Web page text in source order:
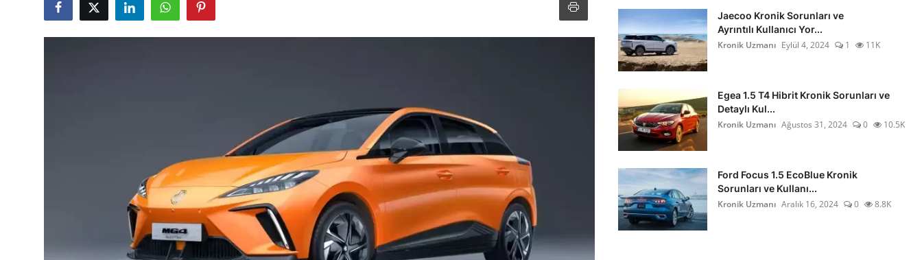
İkinci El & Alım-Satım
Bakım & Arıza Çözümleri
Jaecoo Kronik Sorunları ve
Ayrıntılı Kullanıcı Yor...
Kronik Uzmanı Eylül 4, 2024 1 11K
Egea 1.5 T4 Hibrit Kronik Sorunları ve
Detaylı Kul...
Kronik Uzmanı Ağustos 31, 2024 0 10.5K
Ford Focus 1.5 EcoBlue Kronik
Sorunları ve Kullanı...
Kronik Uzmanı Aralık 16, 2024 0 8.8K